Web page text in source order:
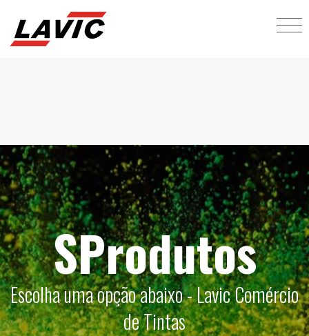
SProdutos
Escolha uma opção abaixo - Lavic Comércio
de Tintas